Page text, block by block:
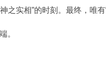
之实相”的时刻。最终，唯
。